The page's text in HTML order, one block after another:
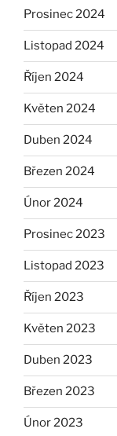
Prosinec 2024
Listopad 2024
Říjen 2024
Květen 2024
Duben 2024
Březen 2024
Únor 2024
Prosinec 2023
Listopad 2023
Říjen 2023
Květen 2023
Duben 2023
Březen 2023
Únor 2023